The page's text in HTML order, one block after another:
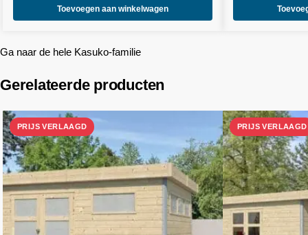
Toevoegen aan winkelwagen
Ga naar de hele Kasuko-familie
Gerelateerde producten